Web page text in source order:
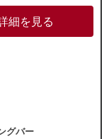
アでは和食店や寿司
ロンやクリックなど
す。観光客や周辺で
。諸条件等、お気
細を見る
グバー